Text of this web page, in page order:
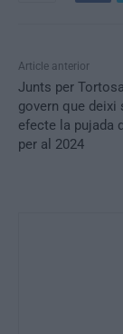
Article anterior
Junts per
govern que deixi
efecte la pujada
per al 2024